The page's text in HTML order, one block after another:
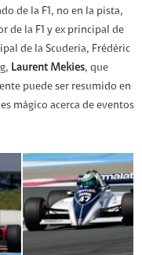
de la F1, no en la pista,
de la F1 y ex principal de
de la Scuderia, Frédéric
Laurent Mekies, que
puede ser resumido en
mágico acerca de eventos